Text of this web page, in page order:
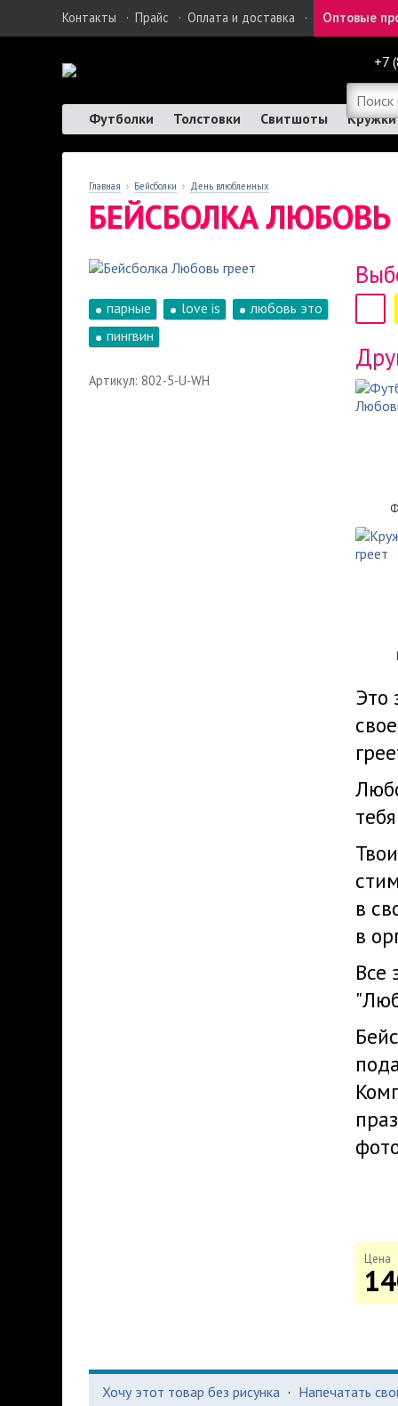
Контакты · Прайс · Оплата и доставка · Оптовые
+7
Футболки Толстовки Свитшоты Кружки
Главная › Бейсболки › День влюбленных
БЕЙСБОЛКА ЛЮБОВЬ
парные love is
любовь это
пингвин
Артикул: 802-5-U-WH
Это
в
в
Все
Цена
Хочу этот товар без рисунка · Напечатать